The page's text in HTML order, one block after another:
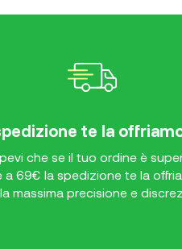
te la
che se il tuo ordine è
a 69€ la spedizione te la
massima precisione e